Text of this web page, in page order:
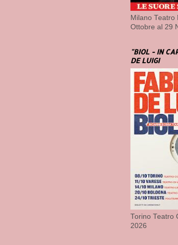
Milano Teatro
Ottobre al 29
"BIOL - IN
DE LUIGI
Torino Teatro
2026